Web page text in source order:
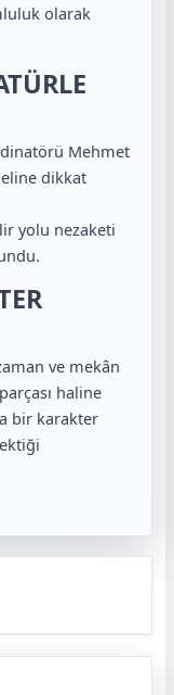
olarak
Mehmet
dikkat
yolu nezaketi
ve mekân
haline
bir karakter